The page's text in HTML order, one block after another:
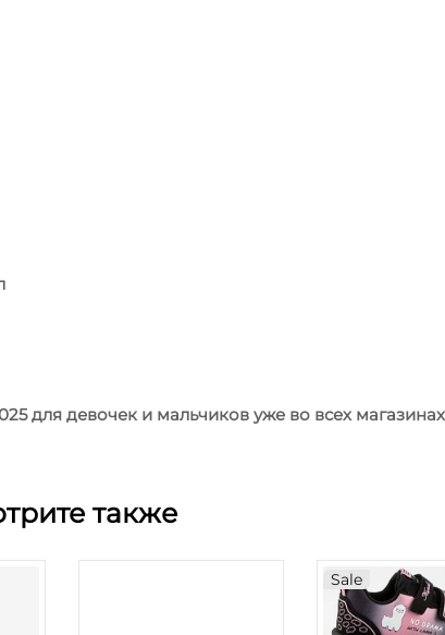
для девочек и мальчиков уже во всех
также
Sale